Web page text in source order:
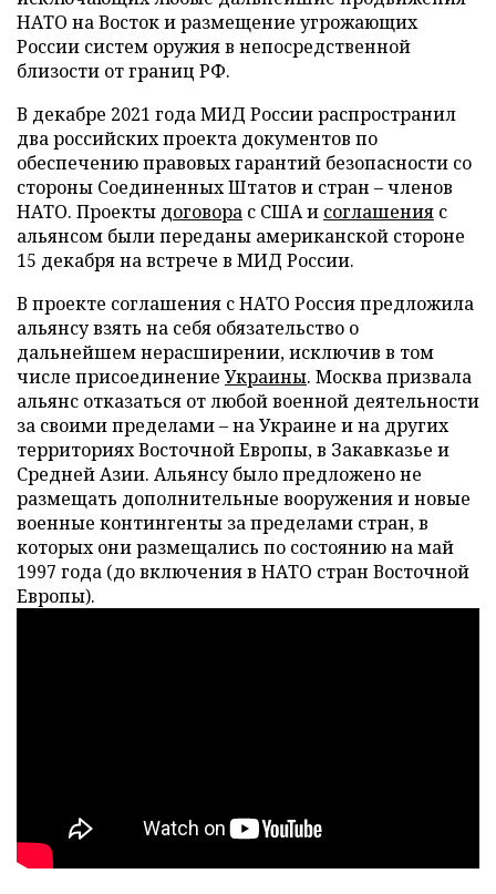
НАТО на Восток и размещение угрожающих
России систем оружия в непосредственной
близости от границ РФ.
В декабре 2021 года МИД России распространил
два российских проекта документов по
обеспечению правовых гарантий безопасности со
стороны Соединенных Штатов и стран – членов
НАТО. Проекты договора с США и соглашения с
альянсом были переданы американской стороне
15 декабря на встрече в МИД России.
В проекте соглашения с НАТО Россия предложила
альянсу взять на себя обязательство о
дальнейшем нерасширении, исключив в том
числе присоединение Украины. Москва призвала
альянс отказаться от любой военной деятельности
за своими пределами – на Украине и на других
территориях Восточной Европы, в Закавказье и
Средней Азии. Альянсу было предложено не
размещать дополнительные вооружения и новые
военные контингенты за пределами стран, в
которых они размещались по состоянию на май
1997 года (до включения в НАТО стран Восточной
Европы).